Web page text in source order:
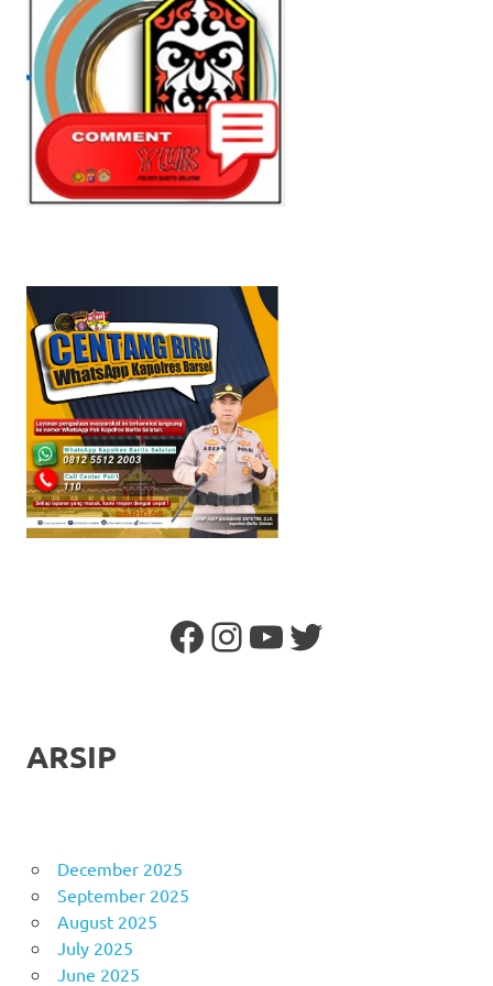
Facebook
Instagram
YouTube
Twitter
ARSIP
December 2025
September 2025
August 2025
July 2025
June 2025